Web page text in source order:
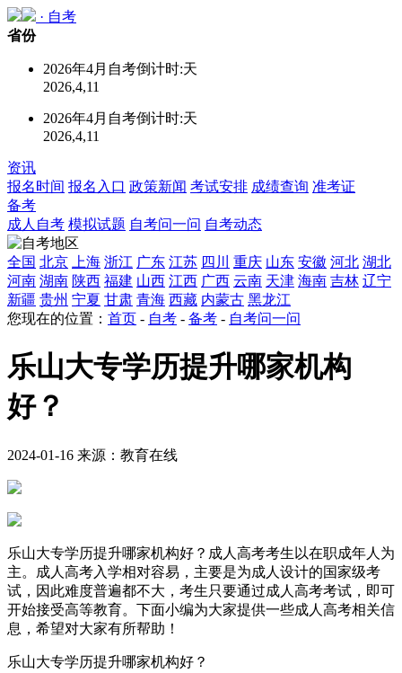
· 自考
省份
2026年4月自考倒计时:天
2026,4,11
2026年4月自考倒计时:天
2026,4,11
资讯
报名时间 报名入口 政策新闻 考试安排 成绩查询 准考证
备考
成人自考 模拟试题 自考问一问 自考动态
全国 北京 上海 浙江 广东 江苏 四川 重庆 山东 安徽 河北 湖北
河南 湖南 陕西 福建 山西 江西 广西 云南 天津 海南 吉林 辽宁
新疆 贵州 宁夏 甘肃 青海 西藏 内蒙古 黑龙江
您现在的位置： 首页 - 自考 - 备考 - 自考问一问
乐山大专学历提升哪家机构
好？
2024-01-16 来源：教育在线
乐山大专学历提升哪家机构好？成人高考考生以在职成年人为
主。成人高考入学相对容易，主要是为成人设计的国家级考
试，因此难度普遍都不大，考生只要通过成人高考考试，即可
开始接受高等教育。下面小编为大家提供一些成人高考相关信
息，希望对大家有所帮助！
乐山大专学历提升哪家机构好？